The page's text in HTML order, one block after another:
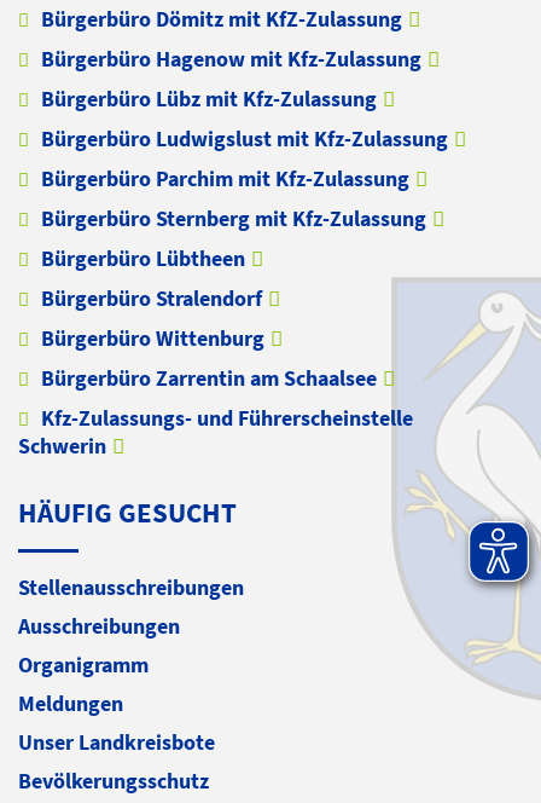
Bürgerbüro Dömitz mit KfZ-Zulassung
Bürgerbüro Hagenow mit Kfz-Zulassung
Bürgerbüro Lübz mit Kfz-Zulassung
Bürgerbüro Ludwigslust mit Kfz-Zulassung
Bürgerbüro Parchim mit Kfz-Zulassung
Bürgerbüro Sternberg mit Kfz-Zulassung
Bürgerbüro Lübtheen
Bürgerbüro Stralendorf
Bürgerbüro Wittenburg
Bürgerbüro Zarrentin am Schaalsee
Kfz-Zulassungs- und Führerscheinstelle
Schwerin
HÄUFIG GESUCHT
Stellenausschreibungen
Ausschreibungen
Organigramm
Meldungen
Unser Landkreisbote
Bevölkerungsschutz